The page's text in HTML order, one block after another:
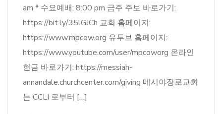
am * 수요예배: 8:00 pm 금주 주보 바로가기:
https://bit.ly/35lGJCh 교회 홈페이지:
https://www.mpcow.org 유투브 홈페이지:
https://www.youtube.com/user/mpcoworg 온라인
헌금 바로가기: https://messiah-
annandale.churchcenter.com/giving 메시야장로교회
는 CCLI 로부터 […]